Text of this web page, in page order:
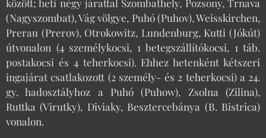
között; heti négy járattal Szombathely, Pozsony, Trnava
(Nagyszombat), Vág völgye, Puhó (Puhov), Weisskirchen,
Prerau (Prerov), Otrokowitz, Lundenburg, Kutti (Jókút)
útvonalon (4 személykocsi, 1 betegszállítókocsi, 1 táb.
postakocsi és 4 teherkocsi). Ehhez hetenként kétszeri
ingajárat csatlakozott (2 személy- és 2 teherkocsi) a 24.
gy. hadosztályhoz a Puhó (Puhow), Zsolna (Zilina),
Ruttka (Virutky), Diviaky, Besztercebánya (B. Bistrica)
vonalon.